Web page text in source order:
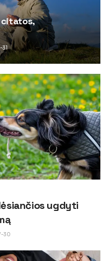
citatos,
ugdyti
30